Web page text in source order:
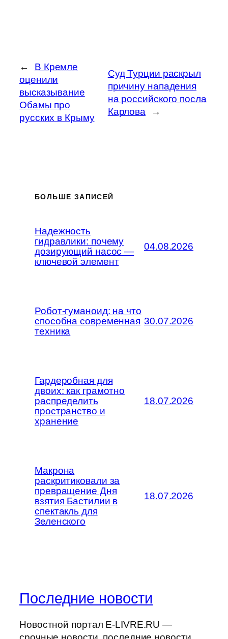
←
В Кремле
оценили
высказывание
Обамы про
русских в Крыму
Суд Турции раскрыл
причину нападения
на российского посла
Карлова
→
БОЛЬШЕ ЗАПИСЕЙ
Надежность
гидравлики: почему
дозирующий насос —
ключевой элемент
04.08.2026
Робот-гуманоид: на что
способна современная
техника
30.07.2026
Гардеробная для
двоих: как грамотно
распределить
пространство и
хранение
18.07.2026
Макрона
раскритиковали за
превращение Дня
взятия Бастилии в
спектакль для
Зеленского
18.07.2026
Последние новости
Новостной портал E-LIVRE.RU —